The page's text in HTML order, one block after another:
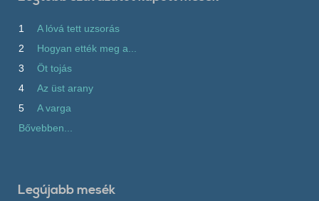
1
A lóvá tett uzsorás
2
Hogyan ették meg a...
3
Öt tojás
4
Az üst arany
5
A varga
Bővebben...
Legújabb mesék